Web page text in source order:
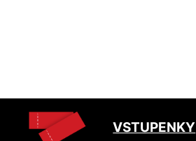
VSTUPENKY